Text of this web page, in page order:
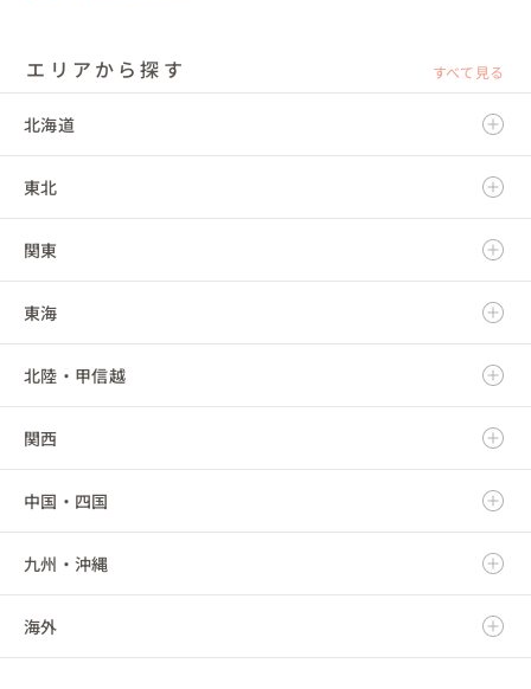
エリアから探す すべて見る
北海道
北海道
東北
青森県
岩手県
宮城県
秋田県
山形県
福島県
関東
茨城県
栃木県
群馬県
埼玉県
千葉県
東京都
東海
岐阜県
静岡県
愛知県
三重県
北陸・甲信越
新潟県
富山県
石川県
福井県
関西
滋賀県
京都府
大阪府
中国・四国
鳥取県
島根県
九州・沖縄
福岡県
海外